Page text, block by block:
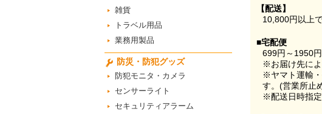
雑貨
トラベル用品
業務用製品
防災・防犯グッズ
防犯モニタ・カメラ
センサーライト
セキュリティアラーム
【配送】
10,800円以上
■宅配便
699円～1950円
※お届け先によ
※ヤマト運輸
す。(営業所止
※配送日時指定